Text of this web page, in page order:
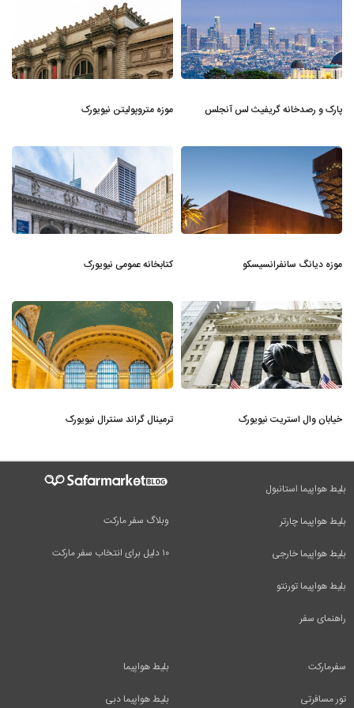
پارک و رصدخانه گریفیث لس آنجلس موزه متروپولیتن نیویورک
موزه دیانگ سانفرانسیسکو کتابخانه عمومی نیویورک
خیابان وال استریت نیویورک ترمینال گراند سنترال نیویورک
وبلاگ سفر مارکت
۱۰ دلیل برای انتخاب سفر مارکت
بلیط هواپیما استانبول
بلیط هواپیما چارتر
بلیط هواپیما خارجی
بلیط هواپیما تورنتو
راهنمای سفر
بلیط هواپیما
بلیط هواپیما دبی
سفرمارکت
تور مسافرتی